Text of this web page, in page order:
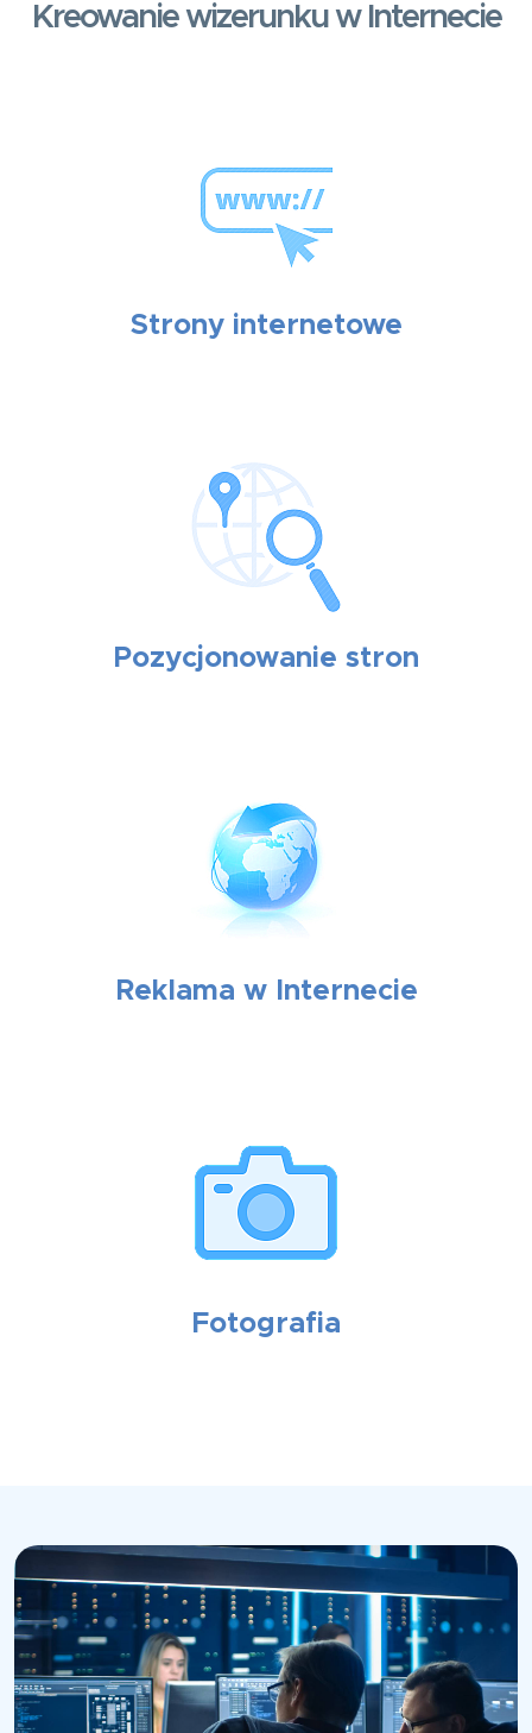
Kreowanie wizerunku w Internecie
Strony internetowe
Pozycjonowanie stron
Reklama w Internecie
Fotografia